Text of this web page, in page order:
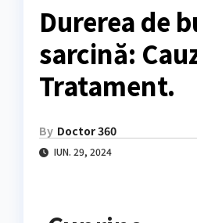
Durerea de
sarcină:
Tratament.
By Doctor 360
IUN. 29, 2024